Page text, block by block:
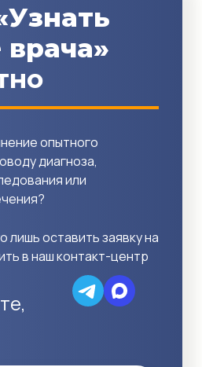
опытного
диагноза,
или
лишь оставить заявку на
в наш контакт-центр